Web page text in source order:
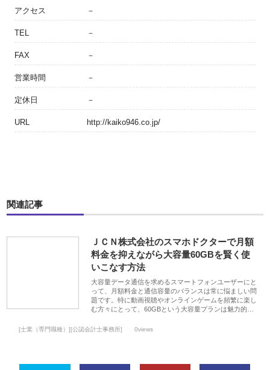
アクセス －
TEL －
FAX －
営業時間 －
定休日 －
URL http://kaiko946.co.jp/
関連記事
ＪＣＮ株式会社のスマホドクターで月額
料金を抑えながら大容量60GBを賢く使
いこなす方法
大容量データ通信を求めるスマートフォンユーザーにと
って、月額料金と通信容量のバランスは常に悩ましい問
題です。特に動画視聴やオンラインゲームを頻繁に楽し
む方々にとって、60GBという大容量プランは魅力的…
[士業（専門職種）][公認会計士事務所] 0views